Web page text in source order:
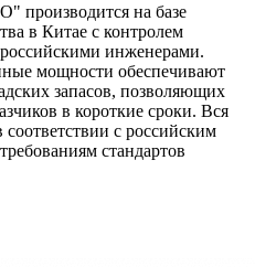
на базе
в Китае с контролем
инженерами.
мощности обеспечивают
запасов, позволяющих
в короткие сроки. Вся
с российским
стандартов